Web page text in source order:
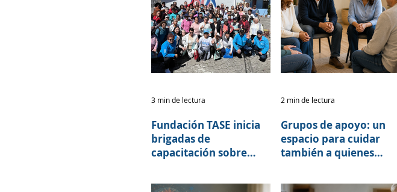
Fundación TASE inicia
brigadas de
capacitación sobre
programa 60 y PiQuito
3 min de lectura
Grupos de apoyo: un
espacio para cuidar
también a quienes
2 min de lectura